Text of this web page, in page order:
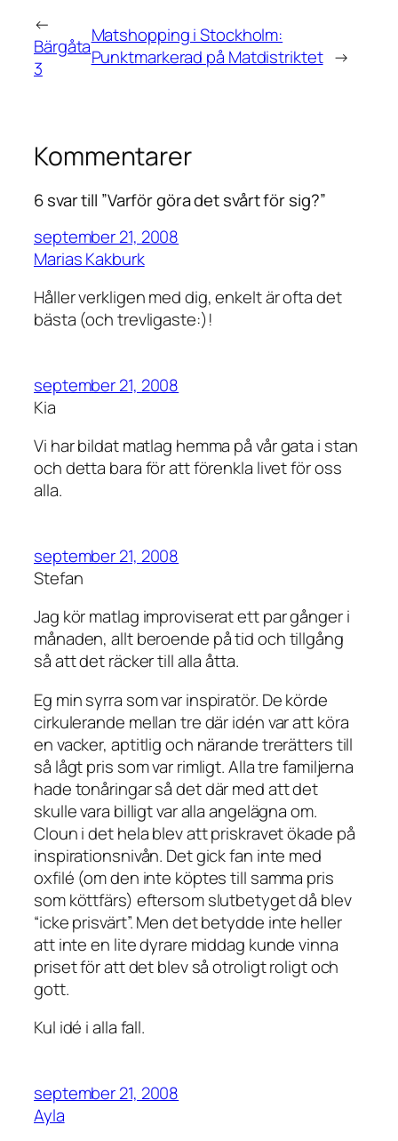
←
Bärgåta
3
Matshopping i Stockholm:
Punktmarkerad på Matdistriktet →
Kommentarer
6 svar till ”Varför göra det svårt för sig?”
september 21, 2008
Marias Kakburk
Håller verkligen med dig, enkelt är ofta det
bästa (och trevligaste:)!
september 21, 2008
Kia
Vi har bildat matlag hemma på vår gata i stan
och detta bara för att förenkla livet för oss
alla.
september 21, 2008
Stefan
Jag kör matlag improviserat ett par gånger i
månaden, allt beroende på tid och tillgång
så att det räcker till alla åtta.
Eg min syrra som var inspiratör. De körde
cirkulerande mellan tre där idén var att köra
en vacker, aptitlig och närande trerätters till
så lågt pris som var rimligt. Alla tre familjerna
hade tonåringar så det där med att det
skulle vara billigt var alla angelägna om.
Cloun i det hela blev att priskravet ökade på
inspirationsnivån. Det gick fan inte med
oxfilé (om den inte köptes till samma pris
som köttfärs) eftersom slutbetyget då blev
“icke prisvärt”. Men det betydde inte heller
att inte en lite dyrare middag kunde vinna
priset för att det blev så otroligt roligt och
gott.
Kul idé i alla fall.
september 21, 2008
Ayla